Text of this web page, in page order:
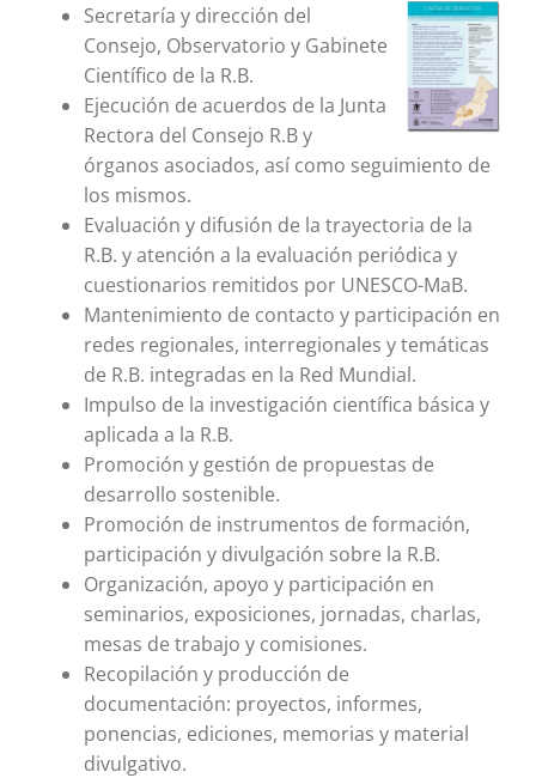
Secretaría y dirección del
Consejo, Observatorio y Gabinete
Científico de la R.B.
Ejecución de acuerdos de la Junta
Rectora del Consejo R.B y
órganos asociados, así como seguimiento de
los mismos.
Evaluación y difusión de la trayectoria de la
R.B. y atención a la evaluación periódica y
cuestionarios remitidos por UNESCO-MaB.
Mantenimiento de contacto y participación en
redes regionales, interregionales y temáticas
de R.B. integradas en la Red Mundial.
Impulso de la investigación científica básica y
aplicada a la R.B.
Promoción y gestión de propuestas de
desarrollo sostenible.
Promoción de instrumentos de formación,
participación y divulgación sobre la R.B.
Organización, apoyo y participación en
seminarios, exposiciones, jornadas, charlas,
mesas de trabajo y comisiones.
Recopilación y producción de
documentación: proyectos, informes,
ponencias, ediciones, memorias y material
divulgativo.